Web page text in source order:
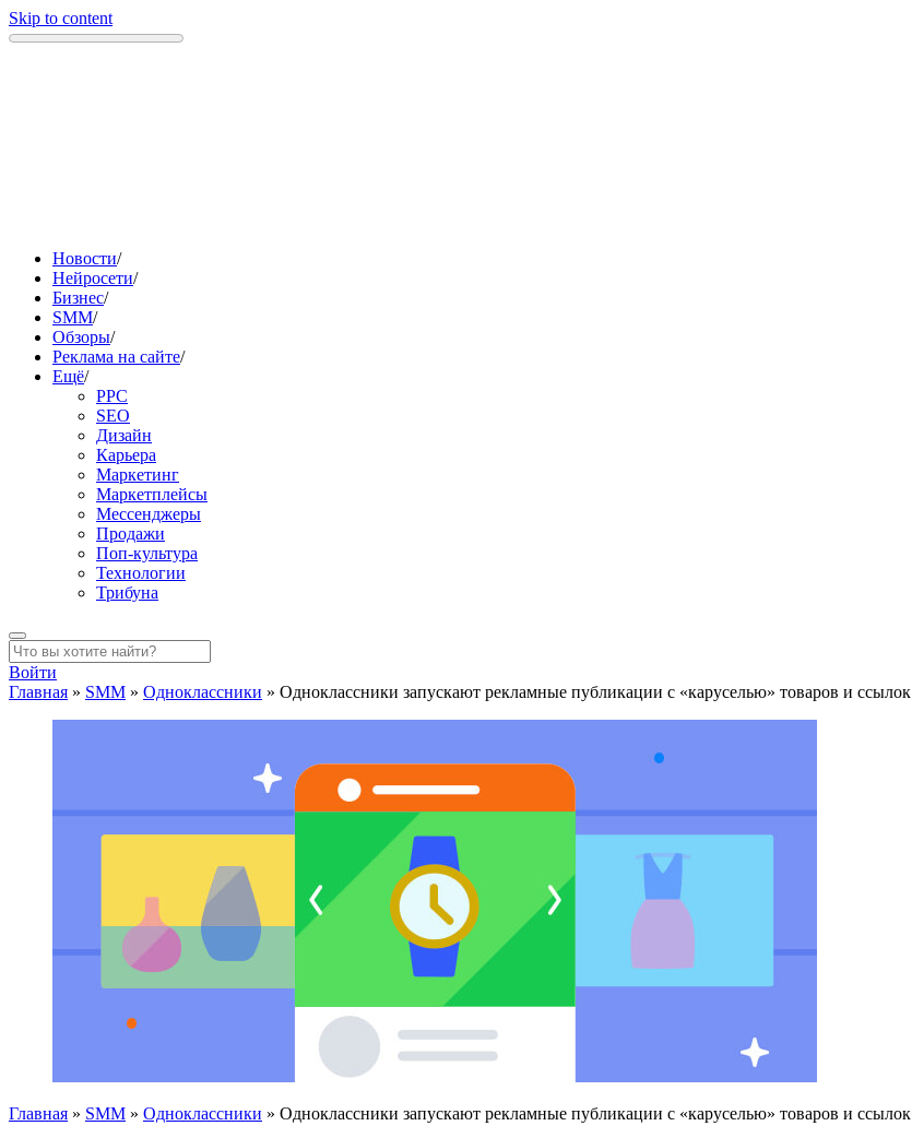
Skip to content
Новости/
Нейросети/
Бизнес/
SMM/
Обзоры/
Реклама на сайте/
Ещё/
PPC
SEO
Дизайн
Карьера
Маркетинг
Маркетплейсы
Мессенджеры
Продажи
Поп-культура
Технологии
Трибуна
Войти
Главная » SMM » Одноклассники » Одноклассники запускают рекламные публикации с «каруселью» товаров и ссылок
Главная » SMM » Одноклассники » Одноклассники запускают рекламные публикации с «каруселью» товаров и ссылок